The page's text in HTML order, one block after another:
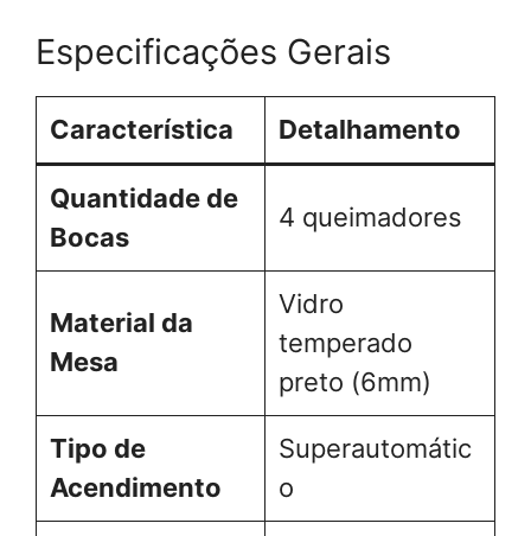
Especificações Gerais
Característica Detalhamento
Quantidade de
Bocas
4 queimadores
Material da
Mesa
Vidro
temperado
preto (6mm)
Tipo de
Acendimento
Superautomátic
o